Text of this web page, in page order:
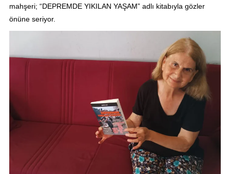
mahşeri; “DEPREMDE YIKILAN YAŞAM” adlı kitabıyla gözler
önüne seriyor.